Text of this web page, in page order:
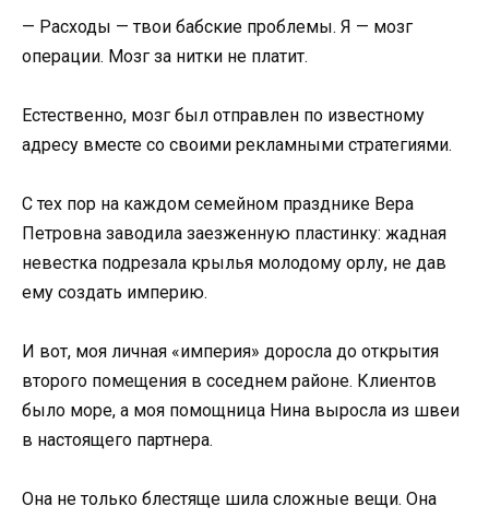
— Расходы — твои бабские проблемы. Я — мозг
операции. Мозг за нитки не платит.
Естественно, мозг был отправлен по известному
адресу вместе со своими рекламными стратегиями.
С тех пор на каждом семейном празднике Вера
Петровна заводила заезженную пластинку: жадная
невестка подрезала крылья молодому орлу, не дав
ему создать империю.
И вот, моя личная «империя» доросла до открытия
второго помещения в соседнем районе. Клиентов
было море, а моя помощница Нина выросла из швеи
в настоящего партнера.
Она не только блестяще шила сложные вещи. Она